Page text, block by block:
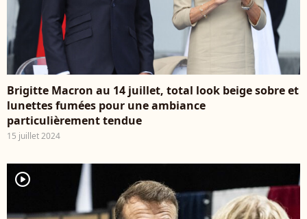
Brigitte Macron au 14 juillet, total look beige sobre et
lunettes fumées pour une ambiance
particulièrement tendue
15 juillet 2024
player2